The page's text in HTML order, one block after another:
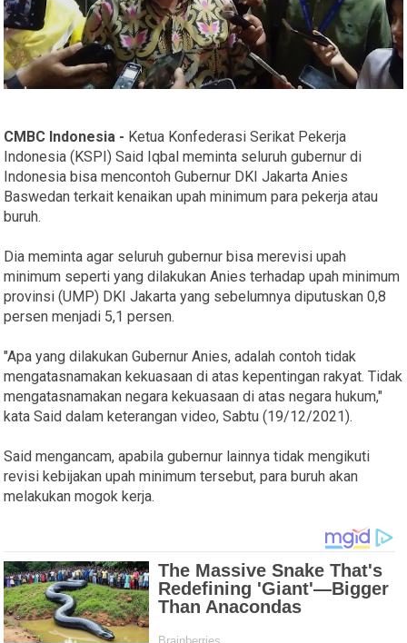
CMBC Indonesia - Ketua Konfederasi Serikat Pekerja
Indonesia (KSPI) Said Iqbal meminta seluruh gubernur di
Indonesia bisa mencontoh Gubernur DKI Jakarta Anies
Baswedan terkait kenaikan upah minimum para pekerja atau
buruh.
Dia meminta agar seluruh gubernur bisa merevisi upah
minimum seperti yang dilakukan Anies terhadap upah minimum
provinsi (UMP) DKI Jakarta yang sebelumnya diputuskan 0,8
persen menjadi 5,1 persen.
"Apa yang dilakukan Gubernur Anies, adalah contoh tidak
mengatasnamakan kekuasaan di atas kepentingan rakyat. Tidak
mengatasnamakan negara kekuasaan di atas negara hukum,"
kata Said dalam keterangan video, Sabtu (19/12/2021).
Said mengancam, apabila gubernur lainnya tidak mengikuti
revisi kebijakan upah minimum tersebut, para buruh akan
melakukan mogok kerja.